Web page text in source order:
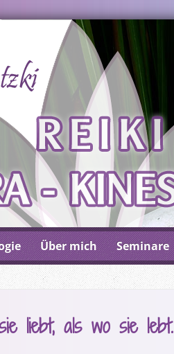
Über mich Seminare
liebt, als wo sie lebt.